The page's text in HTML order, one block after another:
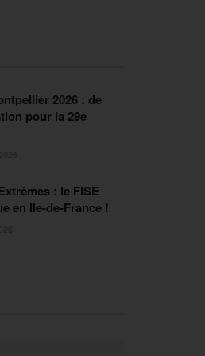
2026 : de
pour la 29e
: le FISE
en Ile-de-France !